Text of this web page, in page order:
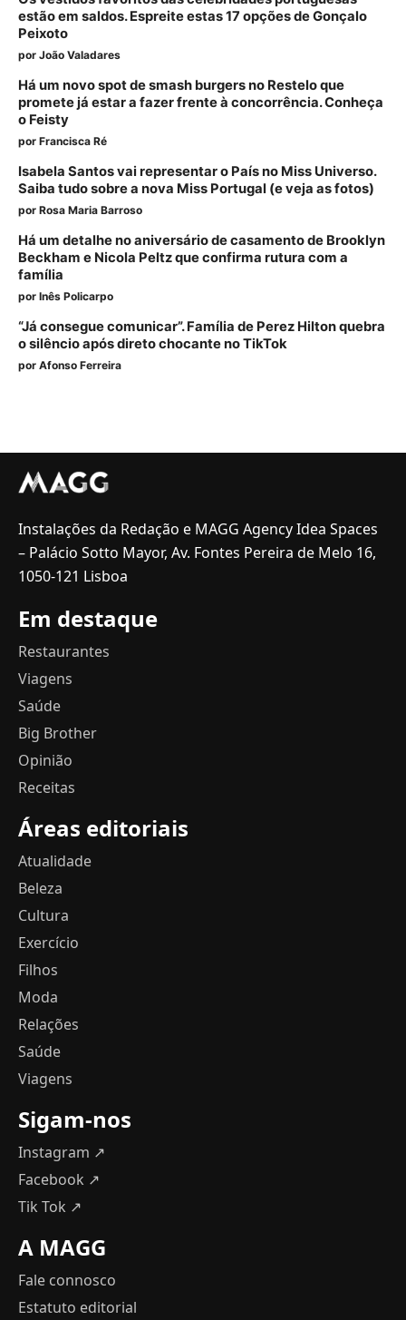
estão em saldos. Espreite estas 17 opções de Gonçalo
Peixoto
por João Valadares
Há um novo spot de smash burgers no Restelo que
promete já estar a fazer frente à concorrência. Conheça
o Feisty
por Francisca Ré
Isabela Santos vai representar o País no Miss Universo.
Saiba tudo sobre a nova Miss Portugal (e veja as fotos)
por Rosa Maria Barroso
Há um detalhe no aniversário de casamento de Brooklyn
Beckham e Nicola Peltz que confirma rutura com a
família
por Inês Policarpo
“Já consegue comunicar”. Família de Perez Hilton quebra
o silêncio após direto chocante no TikTok
por Afonso Ferreira
Instalações da Redação e MAGG Agency Idea Spaces
– Palácio Sotto Mayor, Av. Fontes Pereira de Melo 16,
1050-121 Lisboa
Em destaque
Restaurantes
Viagens
Saúde
Big Brother
Opinião
Receitas
Áreas editoriais
Atualidade
Beleza
Cultura
Exercício
Filhos
Moda
Relações
Saúde
Viagens
Sigam-nos
Instagram ↗
Facebook ↗
Tik Tok ↗
A MAGG
Fale connosco
Estatuto editorial